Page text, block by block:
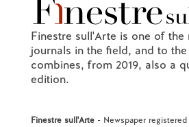
Finestre sull'Arte is one of the
journals in the field, and to
combines, from 2019, also a
edition.
Finestre sull'Arte- Newspaper